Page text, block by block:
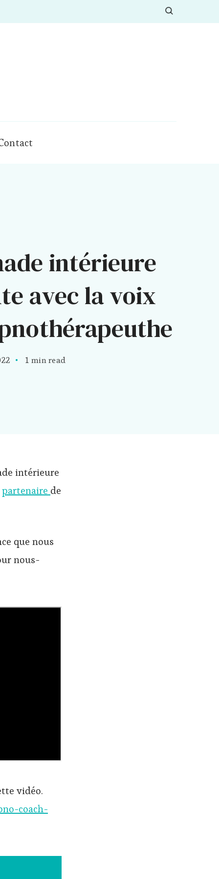
intérieure
avec la voix
1 min read
intérieure
partenaire de
que nous
nous-
vidéo.
coach-